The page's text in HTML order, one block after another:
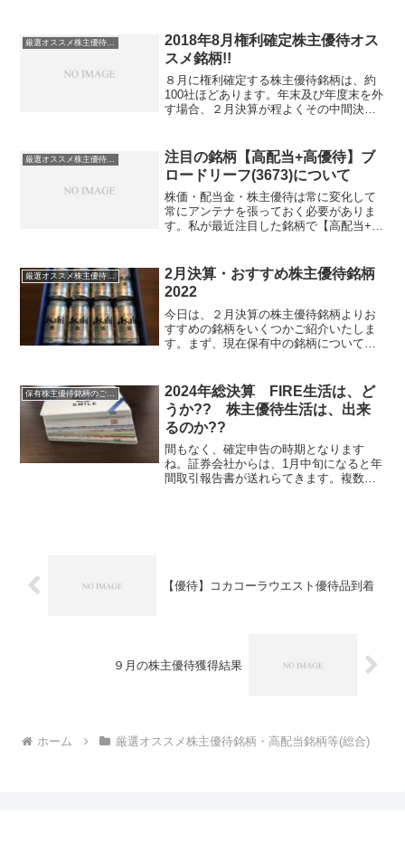
に公表されている配当＆優待利回りの計
算と異なり、【株式購...
2018年8月権利確定株主優待オス
スメ銘柄!!
８月に権利確定する株主優待銘柄は、約
100社ほどあります。年末及び年度末を外
す場合、２月決算が程よくその中間決算
紹介いたします。オススメ No.1 大人
気 ビックカメ...
厳選オススメ株主優待銘柄・高配当銘柄等(総合)
注目の銘柄【高配当+高優待】ブ
ロードリーフ(3673)について
株価・配当金・株主優待は常に変化して
常にアンテナを張っておく必要がありま
す。私が最近注目した銘柄で【高配当+高
は、情報・通信業に属します。自動車ア
フター市場...
厳選オススメ株主優待銘柄・高配当銘柄等(総合)
2月決算・おすすめ株主優待銘柄
2022
今日は、２月決算の株主優待銘柄よりお
すすめの銘柄をいくつかご紹介いたしま
す。まず、現在保有中の銘柄について株
すすめ銘柄をご紹介していたりしますよ
ね。お得な情報・おいしい...
2024年総決算 FIRE生活は、ど
うか?? 株主優待生活は、出来
るのか??
間もなく、確定申告の時期となります
ね。証券会社からは、1月中旬になると年
間取引報告書が送れらてきます。複数の
【優待】コカコーラウエスト優待品到着
９月の株主優待獲得結果
ホーム 厳選オススメ株主優待銘柄・高配当銘柄等(総合)